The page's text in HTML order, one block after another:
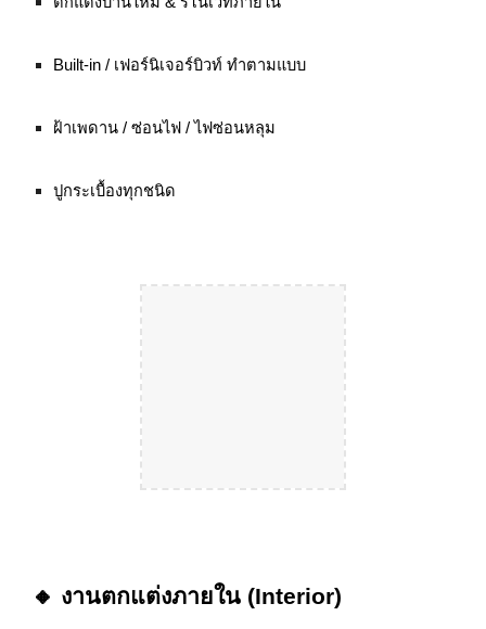
Built-in / เฟอร์นิเจอร์บิวท์ ทำตามแบบ
ฝ้าเพดาน / ซ่อนไฟ / ไฟซ่อนหลุม
ปูกระเบื้องทุกชนิด
🔸 งานตกแต่งภายใน (Interior)